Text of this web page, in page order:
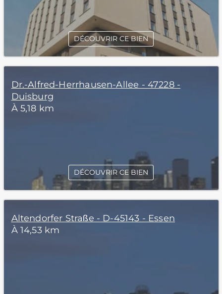
DÉCOUVRIR CE BIEN
Dr.-Alfred-Herrhausen-Allee - 47228 -
Duisburg
À 5,18 km
DÉCOUVRIR CE BIEN
Altendorfer Straße - D-45143 - Essen
À 14,53 km